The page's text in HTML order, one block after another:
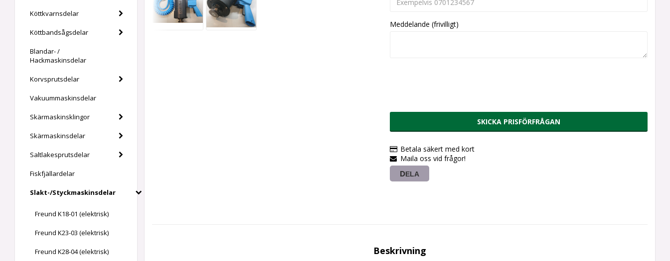
Köttkvarnsdelar
Köttbandsågsdelar
Blandar- /
Hackmaskinsdelar
Korvsprutsdelar
Vakuummaskinsdelar
Skärmaskinsklingor
Skärmaskinsdelar
Saltlakesprutsdelar
Fiskfjällardelar
Slakt-/Styckmaskinsdelar
Freund K18-01 (elektrisk)
Freund K23-03 (elektrisk)
Freund K28-04 (elektrisk)
Meddelande (frivilligt)
SKICKA PRISFÖRFRÅGAN
Betala säkert med kort
Maila oss vid frågor!
DELA
Beskrivning